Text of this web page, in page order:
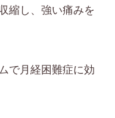
縮し、強い痛みを
で月経困難症に効